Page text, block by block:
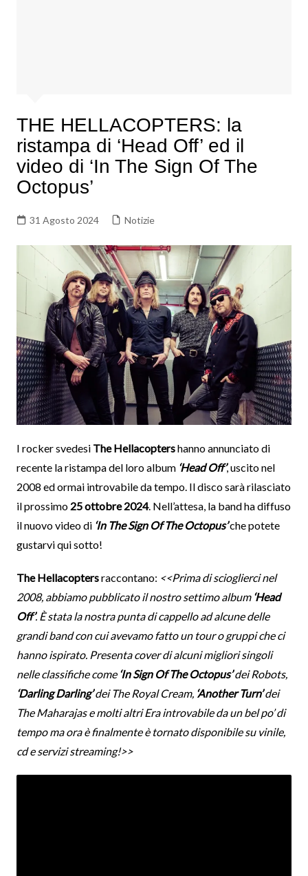
THE HELLACOPTERS: la
ristampa di ‘Head Off’ ed il
video di ‘In The Sign Of The
Octopus’
31 Agosto 2024 Notizie
I rocker svedesi The Hellacoptershanno annunciato di
recente la ristampa del loro album ‘Head Off’, uscito nel
2008 ed ormai introvabile da tempo. Il disco sarà rilasciato
il prossimo 25 ottobre 2024. Nell’attesa, la band ha diffuso
il nuovo video di ‘In The Sign Of The Octopus’che potete
gustarvi qui sotto!
The Hellacoptersraccontano: <<Prima di scioglierci nel
2008, abbiamo pubblicato il nostro settimo album ‘Head
Off’. È stata la nostra punta di cappello ad alcune delle
grandi band con cui avevamo fatto un tour o gruppi che ci
hanno ispirato. Presenta cover di alcuni migliori singoli
nelle classifiche come ‘In Sign Of The Octopus’dei Robots,
‘Darling Darling’dei The Royal Cream, ‘Another Turn’dei
The Maharajas e molti altri Era introvabile da un bel po’ di
tempo ma ora è finalmente è tornato disponibile su vinile,
cd e servizi streaming!>>